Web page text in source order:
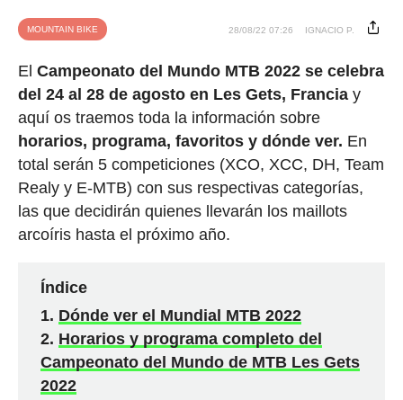
MOUNTAIN BIKE 28/08/22 07:26 IGNACIO P.
El Campeonato del Mundo MTB 2022 se celebra
del 24 al 28 de agosto en Les Gets, Franciay
aquí os traemos toda la información sobre
horarios, programa, favoritos y dónde ver. En
total serán 5 competiciones (XCO, XCC, DH, Team
Realy y E-MTB) con sus respectivas categorías,
las que decidirán quienes llevarán los maillots
arcoíris hasta el próximo año.
Índice
Dónde ver el Mundial MTB 2022
Horarios y programa completo del
Campeonato del Mundo de MTB Les Gets
2022